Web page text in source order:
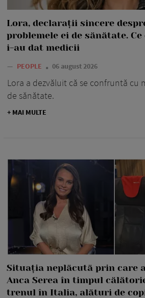
Lora, declarații sincere
problemele ei de sănătate.
i-au dat medicii
— PEOPLE 06 august 2026
Lora a dezvăluit că se confruntă cu
de sănătate.
+ MAI MULTE
Situația neplăcută prin care
Anca Serea în timpul
trenul în Italia, alături de